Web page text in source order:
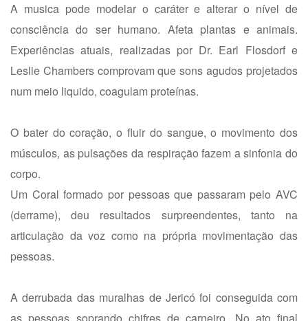
A musica pode modelar o caráter e alterar o nível de
consciência do ser humano. Afeta plantas e animais.
Experiências atuais, realizadas por Dr. Earl Flosdorf e
Leslie Chambers comprovam que sons agudos projetados
num meio liquido, coagulam proteínas.
O bater do coração, o fluir do sangue, o movimento dos
músculos, as pulsações da respiração fazem a sinfonia do
corpo.
Um Coral formado por pessoas que passaram pelo AVC
(derrame), deu resultados surpreendentes, tanto na
articulação da voz como na própria movimentação das
pessoas.
A derrubada das muralhas de Jericó foi conseguida com